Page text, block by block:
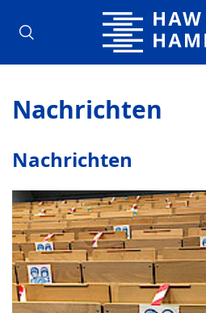
Hochschule
Nachrichten
Nachrichten